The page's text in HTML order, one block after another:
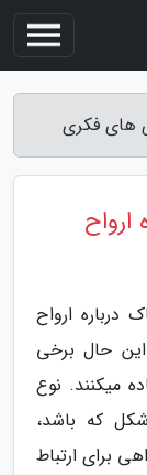
درباره ارواح
حال برخی
میکنند. نوع
که باشد،
برای ارتباط